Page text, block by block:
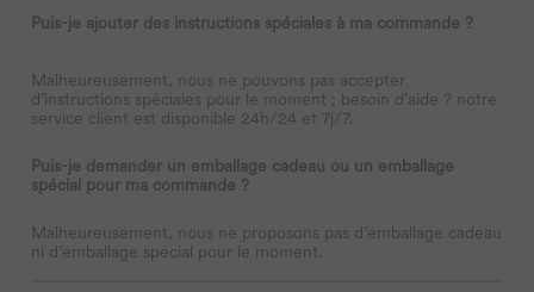
Puis-je ajouter des instructions spéciales à ma commande ?
Malheureusement, nous ne pouvons pas accepter
d’instructions spéciales pour le moment ; besoin d’aide ? notre
service client est disponible 24h/24 et 7j/7.
Puis-je demander un emballage cadeau ou un emballage
spécial pour ma commande ?
Malheureusement, nous ne proposons pas d’emballage cadeau
ni d’emballage spécial pour le moment.